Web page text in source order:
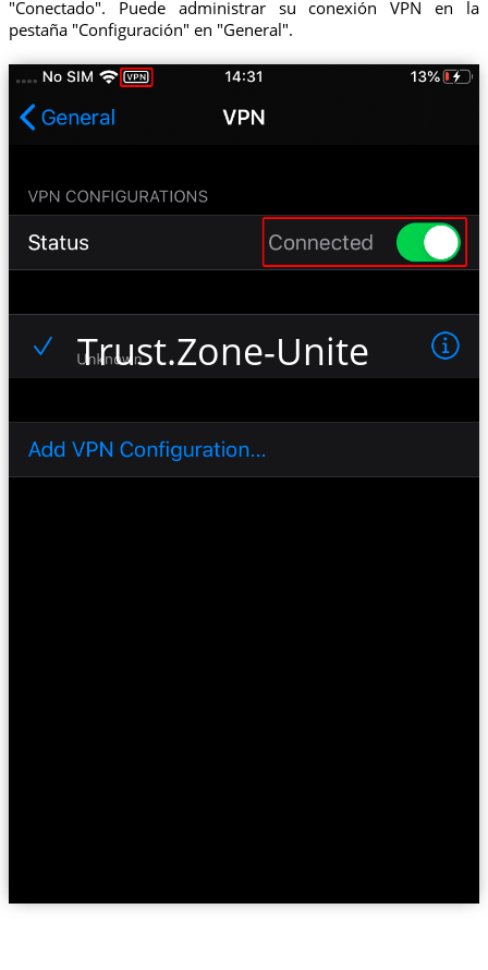
"Conectado". Puede administrar su conexión VPN en la
pestaña "Configuración" en "General".
Trust.Zone-United-